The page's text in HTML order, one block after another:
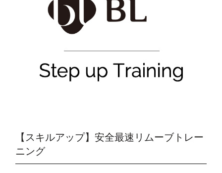
【スキルアップ】安全最速リムーブトレー
ニング